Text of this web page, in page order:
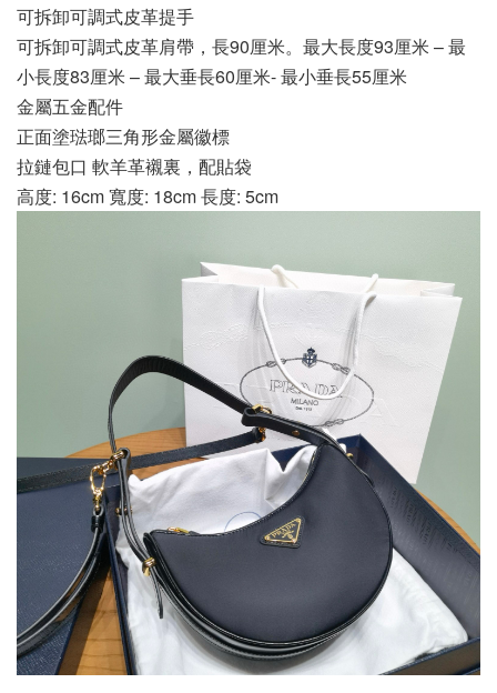
可拆卸可調式皮革提手
可拆卸可調式皮革肩帶，長90厘米。最大長度93厘米 – 最
小長度83厘米 – 最大垂長60厘米- 最小垂長55厘米
金屬五金配件
正面塗琺瑯三角形金屬徽標
拉鏈包口 軟羊革襯裏，配貼袋
高度: 16cm 寬度: 18cm 長度: 5cm